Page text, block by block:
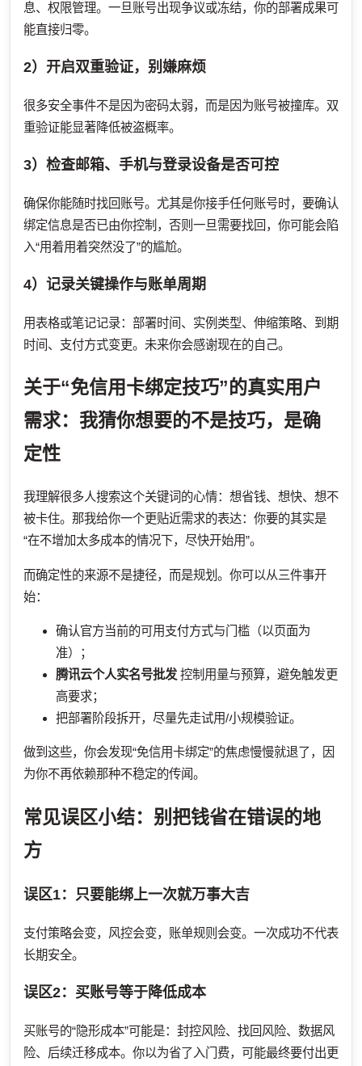
息、权限管理。一旦账号出现争议或冻结，你的部署成果可
能直接归零。
2）开启双重验证，别嫌麻烦
很多安全事件不是因为密码太弱，而是因为账号被撞库。双
重验证能显著降低被盗概率。
3）检查邮箱、手机与登录设备是否可控
确保你能随时找回账号。尤其是你接手任何账号时，要确认
绑定信息是否已由你控制，否则一旦需要找回，你可能会陷
入“用着用着突然没了”的尴尬。
4）记录关键操作与账单周期
用表格或笔记记录：部署时间、实例类型、伸缩策略、到期
时间、支付方式变更。未来你会感谢现在的自己。
关于“免信用卡绑定技巧”的真实用户
需求：我猜你想要的不是技巧，是确
定性
我理解很多人搜索这个关键词的心情：想省钱、想快、想不
被卡住。那我给你一个更贴近需求的表达：你要的其实是
“在不增加太多成本的情况下，尽快开始用”。
而确定性的来源不是捷径，而是规划。你可以从三件事开
始：
确认官方当前的可用支付方式与门槛（以页面为
准）；
腾讯云个人实名号批发 控制用量与预算，避免触发更
高要求；
把部署阶段拆开，尽量先走试用/小规模验证。
做到这些，你会发现“免信用卡绑定”的焦虑慢慢就退了，因
为你不再依赖那种不稳定的传闻。
常见误区小结：别把钱省在错误的地
方
误区1：只要能绑上一次就万事大吉
支付策略会变，风控会变，账单规则会变。一次成功不代表
长期安全。
误区2：买账号等于降低成本
买账号的“隐形成本”可能是：封控风险、找回风险、数据风
险、后续迁移成本。你以为省了入门费，可能最终要付出更